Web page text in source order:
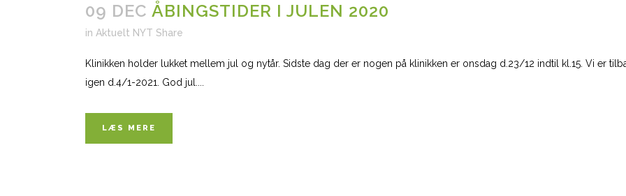
09 DEC ÅBINGSTIDER I JULEN 2020
in Aktuelt NYT Share
Klinikken holder lukket mellem jul og nytår. Sidste dag der er nogen på klinikken er onsdag d.23/12 indtil kl.15. Vi er
igen d.4/1-2021. God jul....
LÆS MERE